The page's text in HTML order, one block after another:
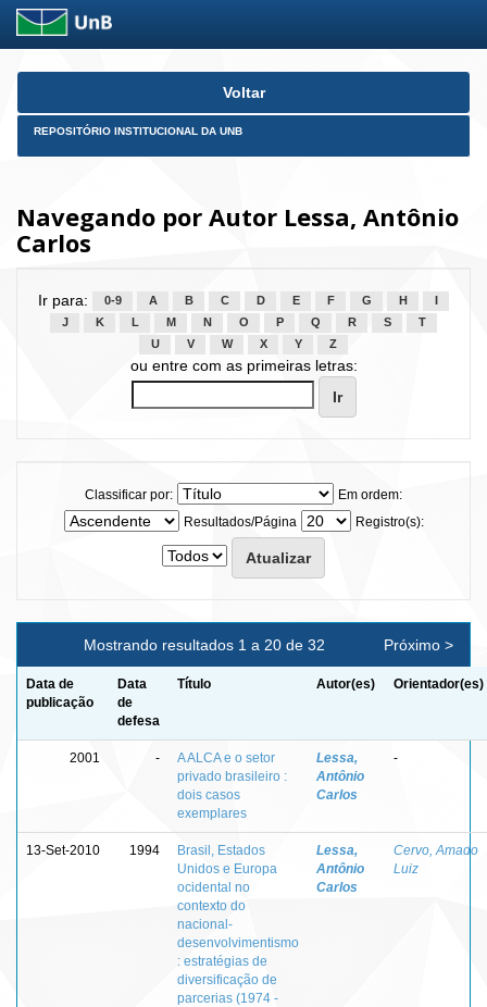
Skip
Voltar
REPOSITÓRIO INSTITUCIONAL DA UNB
Navegando por Autor Lessa, Antônio
Carlos
Ir para: 0-9 A B C D E F G H
J
K L M N O P Q R S
T
U
V W X Y Z
ou entre com as primeiras letras:
Classificar por:
Em ordem:
Resultados/Página
Registro(s):
Mostrando resultados 1 a 20 de 32 Próximo >
Data de
publicação
Data
de
defesa
Título Autor(es) Orientador(es)
2001 -
A ALCA e o setor
privado brasileiro :
dois casos
exemplares
Lessa,
Antônio
Carlos
-
13-Set-2010 1994
Brasil, Estados
Unidos e Europa
ocidental no
contexto do
nacional-
desenvolvimentismo
: estratégias de
diversificação de
parcerias (1974 -
Lessa,
Antônio
Carlos
Cervo, Amado
Luiz